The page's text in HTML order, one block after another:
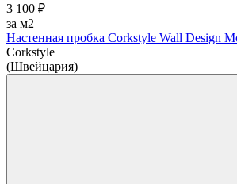
3 100 ₽
за м2
Настенная пробка Corkstyle Wall Design
Corkstyle
(Швейцария)